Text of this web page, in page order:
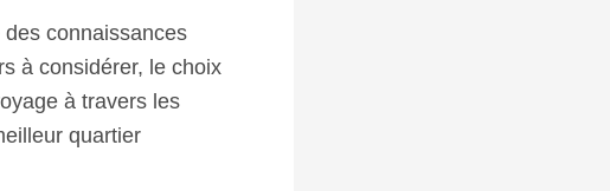
connaissances
à considérer, le choix
à travers les
quartier